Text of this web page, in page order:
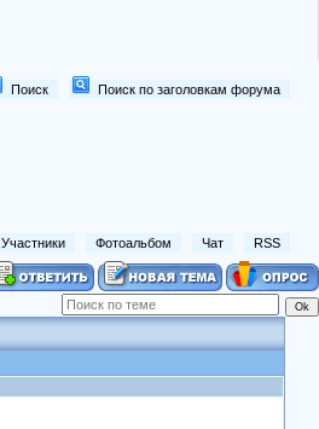
Поиск Поиск по заголовкам форума
Участники Фотоальбом Чат RSS